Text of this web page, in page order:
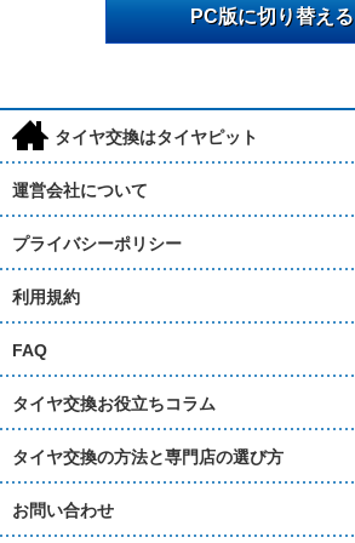
PC版に切り替える
h タイヤ交換はタイヤピット
運営会社について
プライバシーポリシー
利用規約
FAQ
タイヤ交換お役立ちコラム
タイヤ交換の方法と専門店の選び方
お問い合わせ